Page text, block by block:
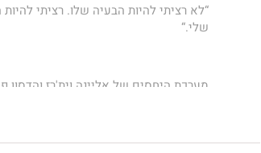
“לא רציתי להיות הבעיה שלו. רציתי
שלי.“
מערכת היחסים של אליינה וית'רז
לתת אמון. הם מחליטים שהדרך היחידה
פתוחות ושקיפות מלאה. זה לא יהיה קל